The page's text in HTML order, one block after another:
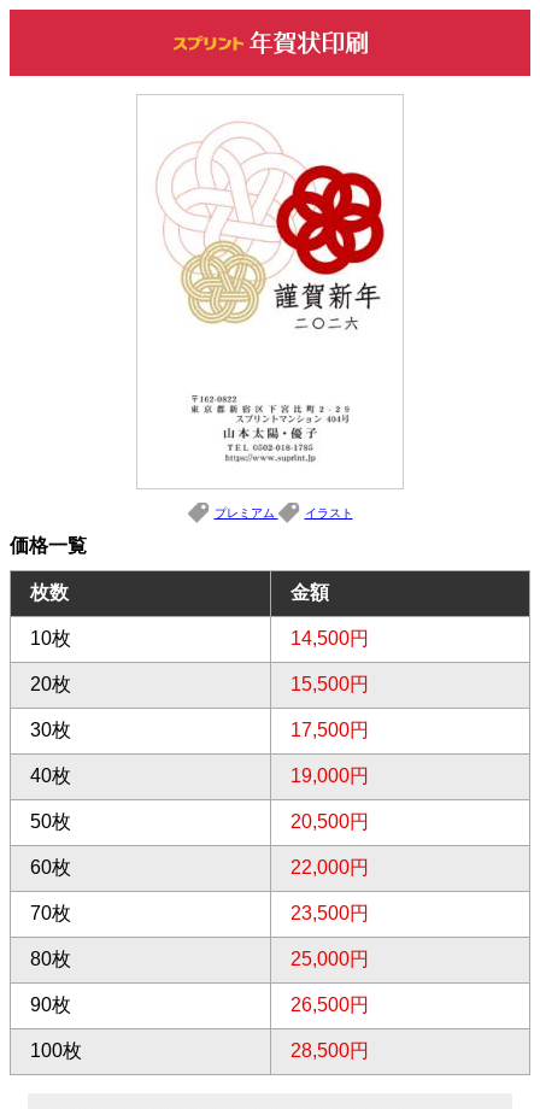
プレミアム イラスト
価格一覧
枚数 金額
10枚 14,500円
20枚 15,500円
30枚 17,500円
40枚 19,000円
50枚 20,500円
60枚 22,000円
70枚 23,500円
80枚 25,000円
90枚 26,500円
100枚 28,500円